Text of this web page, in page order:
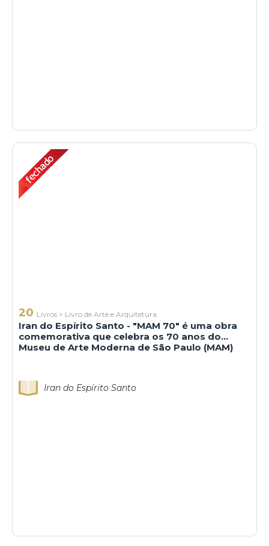
20 Livros > Livro de Arte e Arquitetura
Iran do Espírito Santo - "MAM 70" é uma obra
comemorativa que celebra os 70 anos do
Museu de Arte Moderna de São Paulo (MAM)
Iran do Espírito Santo